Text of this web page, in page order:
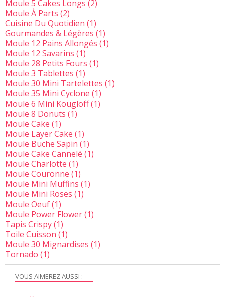
VOUS AIMEREZ AUSSI :
Moule 5 Cakes Longs (2)
Moule À Parts (2)
Cuisine Du Quotidien (1)
Gourmandes & Légères (1)
Moule 12 Pains Allongés (1)
Moule 12 Savarins (1)
Moule 28 Petits Fours (1)
Moule 3 Tablettes (1)
Moule 30 Mini Tartelettes (1)
Moule 35 Mini Cyclone (1)
Moule 6 Mini Kougloff(1)
Moule 8 Donuts (1)
Moule Cake (1)
Moule Layer Cake (1)
Moule Buche Sapin (1)
Moule Cake Cannelé (1)
Moule Charlotte (1)
Moule Couronne (1)
Moule Mini Muffins (1)
Moule Mini Roses (1)
Moule Oeuf(1)
Moule Power Flower(1)
Tapis Crispy(1)
Toile Cuisson (1)
Moule 30 Mignardises (1)
Tornado (1)